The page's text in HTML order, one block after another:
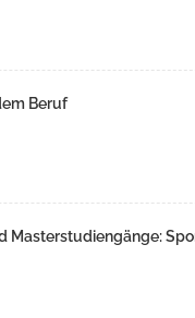
Beruf
Masterstudiengänge: